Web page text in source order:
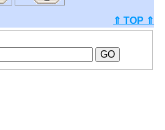
⇑ TOP ⇑